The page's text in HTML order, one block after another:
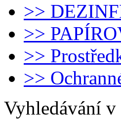
>>
>>
>>
>>
Vyhledávání v